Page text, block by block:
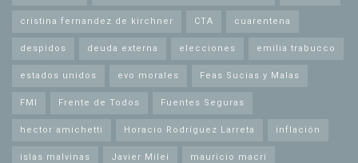
cristina fernandez de kirchner CTA cuarentena
despidos deuda externa elecciones emilia trabucco
estados unidos evo morales Feas Sucias y Malas
FMI Frente de Todos Fuentes Seguras
hector amichetti Horacio Rodríguez Larreta inflación
islas malvinas Javier Milei mauricio macri